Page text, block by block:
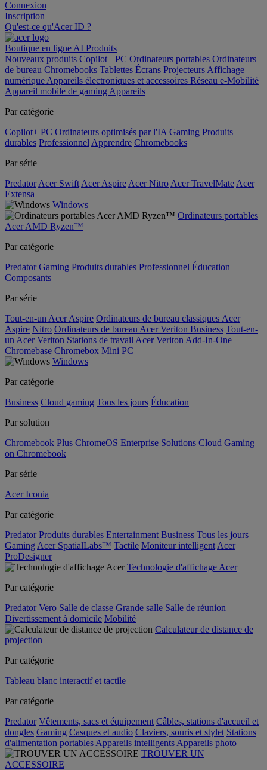
Connexion
Inscription
Qu'est-ce qu'Acer ID ?
Boutique en ligne AI Produits
Nouveaux produits Copilot+ PC Ordinateurs portables Ordinateurs
de bureau Chromebooks Tablettes Écrans Projecteurs Affichage
numérique Appareils électroniques et accessoires Réseau e-Mobilité
Appareil mobile de gaming Appareils
Par catégorie
Copilot+ PC Ordinateurs optimisés par l'IA Gaming Produits
durables Professionnel Apprendre Chromebooks
Par série
Predator Acer Swift Acer Aspire Acer Nitro Acer TravelMate Acer
Extensa
Windows
Ordinateurs portables
Acer AMD Ryzen™
Par catégorie
Predator Gaming Produits durables Professionnel Éducation
Composants
Par série
Tout-en-un Acer Aspire Ordinateurs de bureau classiques Acer
Aspire Nitro Ordinateurs de bureau Acer Veriton Business Tout-en-
un Acer Veriton Stations de travail Acer Veriton Add-In-One
Chromebase Chromebox Mini PC
Windows
Par catégorie
Business Cloud gaming Tous les jours Éducation
Par solution
Chromebook Plus ChromeOS Enterprise Solutions Cloud Gaming
on Chromebook
Par série
Acer Iconia
Par catégorie
Predator Produits durables Entertainment Business Tous les jours
Gaming Acer SpatialLabs™ Tactile Moniteur intelligent Acer
ProDesigner
Technologie d'affichage Acer
Par catégorie
Predator Vero Salle de classe Grande salle Salle de réunion
Divertissement à domicile Mobilité
Calculateur de distance de
projection
Par catégorie
Tableau blanc interactif et tactile
Par catégorie
Predator Vêtements, sacs et équipement Câbles, stations d'accueil et
dongles Gaming Casques et audio Claviers, souris et stylet Stations
d'alimentation portables Appareils intelligents Appareils photo
TROUVER UN
ACCESSOIRE